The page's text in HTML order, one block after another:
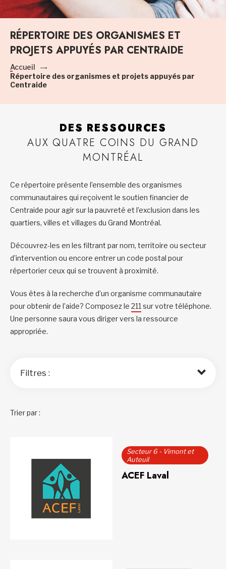
RÉPERTOIRE DES ORGANISMES ET
PROJETS APPUYÉS PAR CENTRAIDE
Accueil
Répertoire des organismes et projets appuyés par
Centraide
DES RESSOURCES
AUX QUATRE COINS DU GRAND
MONTRÉAL
Ce répertoire présente l’ensemble des organismes
communautaires qui reçoivent le soutien financier de
Centraide pour agir sur la pauvreté et l’exclusion dans les
quartiers, villes et villages du Grand Montréal.
Découvrez-les en les filtrant par nom, territoire ou secteur
d’intervention ou encore entrer un code postal pour
répertorier ceux qui se trouvent à proximité.
Vous êtes à la recherche d’un organisme communautaire
pour obtenir de l’aide? Composez le 211 sur votre téléphone.
Une personne saura vous diriger vers la ressource
appropriée.
Filtres :
Trier par :
Secteur 6 - Vimont et
Auteuil
ACEF Laval